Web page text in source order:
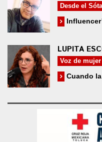
Desde el
LUPITA
Voz de mujer
Cuando